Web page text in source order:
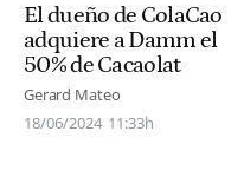
El dueño de ColaCao
adquiere a Damm el
50% de Cacaolat
Gerard Mateo
18/06/2024 11:33h